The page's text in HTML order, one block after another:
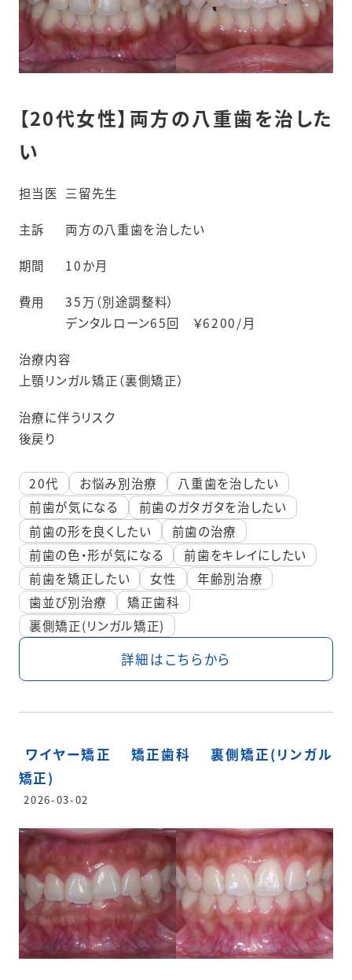
【20代女性】両方の八重歯を治した
い
担当医 三留先生
主訴 両方の八重歯を治したい
期間 10か月
費用
35万（別途調整料）
デンタルローン65回 ￥6200/月
治療内容
上顎リンガル矯正（裏側矯正）
治療に伴うリスク
後戻り
20代 お悩み別治療
八重歯を治したい
前歯が気になる
前歯のガタガタを治したい
前歯の形を良くしたい
前歯の治療
前歯の色・形が気になる
前歯をキレイにしたい
前歯を矯正したい
女性
年齢別治療
歯並び別治療
矯正歯科
裏側矯正(リンガル矯正)
詳細はこちらから
ワイヤー矯正 矯正歯科
裏側矯正(リンガル
矯正)
2026-03-02